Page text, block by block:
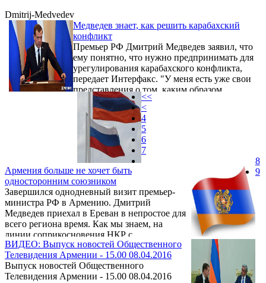
Dmitrij-Medvedev
Медведев знает, как решить карабахский
конфликт
Премьер РФ Дмитрий Медведев заявил, что
ему понятно, что нужно предпринимать для
урегулирования карабахского конфликта,
передает Интерфакс. "У меня есть уже свои
представления о том, каким образом
развивались события, и, самое главное, что
нужно предпринимать", — заявил он в
интервью программе "Вести в субботу" с
Сергеем Брилевым на телеканале
"Россия-1" (ВГТРК).
Армения больше не хочет быть
односторонним союзником
Завершился однодневный визит премьер-
министра РФ в Армению. Дмитрий
Медведев приехал в Ереван в непростое для
всего региона время. Как мы знаем, на
линии соприкосновения НКР с
Азербайджаном несколько дней
происходили крупные боестолкновения с
применением всех видов вооружений, в
том числе и авиации, что происходит
ВИДЕО: Выпуск новостей Общественного
Телевидения Армении - 15.00 08.04.2016
Выпуск новостей Общественного
Телевидения Армении - 15.00 08.04.2016
<<
<
4
5
6
7
8
9